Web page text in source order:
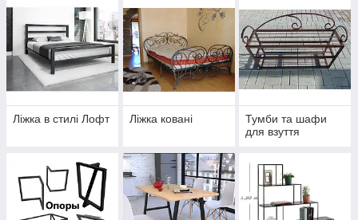
Повністю ручна робота
Телефонуйте та замовляйте !
Ліжка в стилі Лофт Ліжка ковані
Тумби та шафи
для взуття